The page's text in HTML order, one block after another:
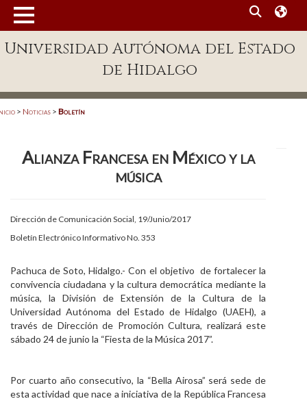
Enlaces
Patronato
Publicaciones en línea
Acreditación Internacional
Alumnado
Aspirantes
Personal
Visitantes
Universidad Autónoma del Estado
de Hidalgo
> Noticias > Boletín
Alianza Francesa en México y la
música
Dirección de Comunicación Social, 19/Junio/2017
Boletín Electrónico Informativo No. 353
Pachuca de Soto, Hidalgo.- Con el objetivo de fortalecer la
convivencia ciudadana y la cultura democrática mediante la
música, la División de Extensión de la Cultura de la
Universidad Autónoma del Estado de Hidalgo (UAEH), a
través de Dirección de Promoción Cultura, realizará este
sábado 24 de junio la “Fiesta de la Música 2017”.
Por cuarto año consecutivo, la “Bella Airosa” será sede de
esta actividad que nace a iniciativa de la República Francesa